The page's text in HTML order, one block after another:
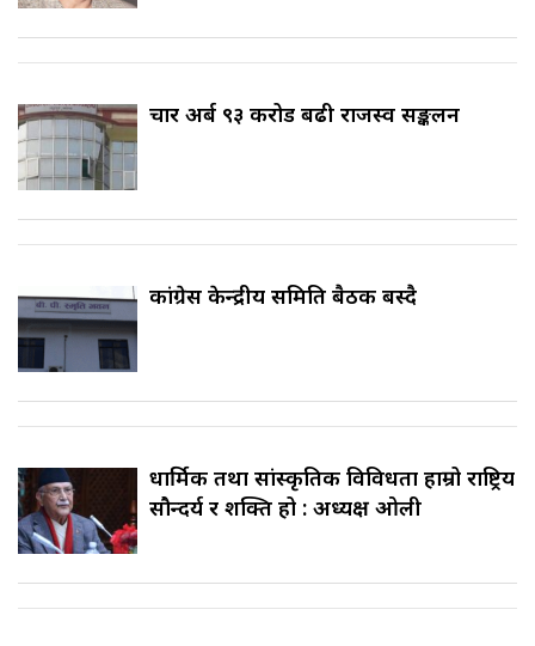
चार अर्ब ९३ करोड बढी राजस्व सङ्कलन
कांग्रेस केन्द्रीय समिति बैठक बस्दै
धार्मिक तथा सांस्कृतिक विविधता हाम्रो राष्ट्रिय
सौन्दर्य र शक्ति हो : अध्यक्ष ओली